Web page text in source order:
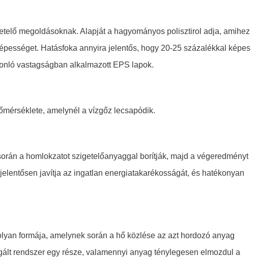
megoldásoknak. Alapját a hagyományos polisztirol adja, amihez
Hatásfoka annyira jelentős, hogy 20-25 százalékkal képes
vastagságban alkalmazott EPS lapok.
amelynél a vízgőz lecsapódik.
a homlokzatot szigetelőanyaggal borítják, majd a végeredményt
javítja az ingatlan energiatakarékosságát, és hatékonyan
formája, amelynek során a hő közlése az azt hordozó anyag
rendszer egy része, valamennyi anyag ténylegesen elmozdul a